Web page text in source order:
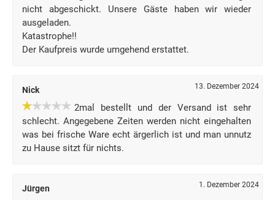
nicht abgeschickt. Unsere Gäste haben wir wieder
ausgeladen.
Katastrophe!!
Der Kaufpreis wurde umgehend erstattet.
Nick 13. Dezember 2024
2mal bestellt und der Versand ist sehr
schlecht. Angegebene Zeiten werden nicht eingehalten
was bei frische Ware echt ärgerlich ist und man unnutz
zu Hause sitzt für nichts.
Jürgen 1. Dezember 2024